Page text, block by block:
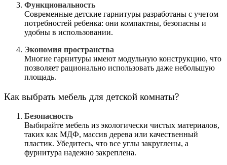
Функциональность
Современные детские гарнитуры разработаны с учетом
потребностей ребенка: они компактны, безопасны и
удобны в использовании.
Экономия пространства
Многие гарнитуры имеют модульную конструкцию, что
позволяет рационально использовать даже небольшую
площадь.
Как выбрать мебель для детской комнаты?
Безопасность
Выбирайте мебель из экологически чистых материалов,
таких как МДФ, массив дерева или качественный
пластик. Убедитесь, что все углы закруглены, а
фурнитура надежно закреплена.